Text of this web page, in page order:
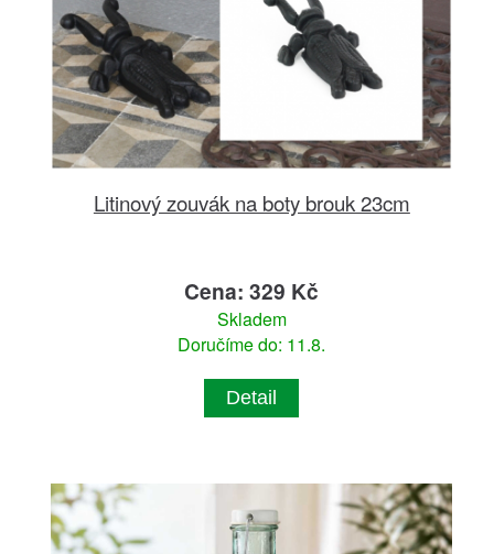
Litinový zouvák na boty brouk 23cm
Cena: 329 Kč
Skladem
Doručíme do: 11.8.
Detail